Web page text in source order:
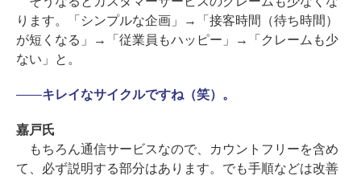
ります。「シンプルな企画」→「接客時間（待ち時間）
が短くなる」→「従業員もハッピー」→「クレームも少
ない」と。
――キレイなサイクルですね（笑）。
嘉戸氏
もちろん通信サービスなので、カウントフリーを含め
て、必ず説明する部分はあります。でも手順などは改善